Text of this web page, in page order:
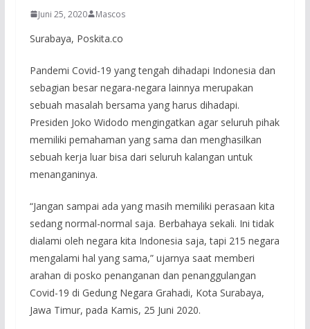
Juni 25, 2020 Mascos
Surabaya, Poskita.co
Pandemi Covid-19 yang tengah dihadapi Indonesia dan
sebagian besar negara-negara lainnya merupakan
sebuah masalah bersama yang harus dihadapi.
Presiden Joko Widodo mengingatkan agar seluruh pihak
memiliki pemahaman yang sama dan menghasilkan
sebuah kerja luar bisa dari seluruh kalangan untuk
menanganinya.
“Jangan sampai ada yang masih memiliki perasaan kita
sedang normal-normal saja. Berbahaya sekali. Ini tidak
dialami oleh negara kita Indonesia saja, tapi 215 negara
mengalami hal yang sama,” ujarnya saat memberi
arahan di posko penanganan dan penanggulangan
Covid-19 di Gedung Negara Grahadi, Kota Surabaya,
Jawa Timur, pada Kamis, 25 Juni 2020.